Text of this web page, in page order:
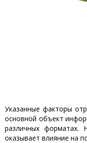
Указанные факторы
основной объект
различных форматах.
оказывает влияние на